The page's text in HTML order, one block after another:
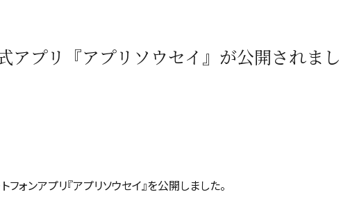
アプリ『アプリソウセイ』が公開されま
ンアプリ『アプリソウセイ』を公開しました。